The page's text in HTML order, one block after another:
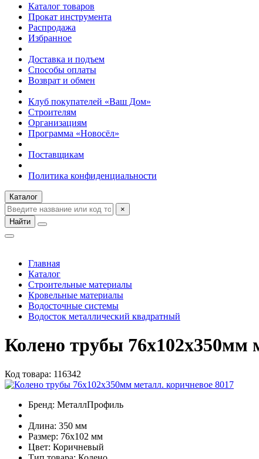
Каталог товаров
Прокат инструмента
Распродажа
Избранное
Доставка и подъем
Способы оплаты
Возврат и обмен
Клуб покупателей «Ваш Дом»
Строителям
Организациям
Программа «Новосёл»
Поставщикам
Политика конфиденциальности
Каталог
×
Найти
Главная
Каталог
Строительные материалы
Кровельные материалы
Водосточные системы
Водосток металлический квадратный
Колено трубы 76х102х350мм
Код товара: 116342
Бренд: МеталлПрофиль
Длина: 350 мм
Размер: 76х102 мм
Цвет: Коричневый